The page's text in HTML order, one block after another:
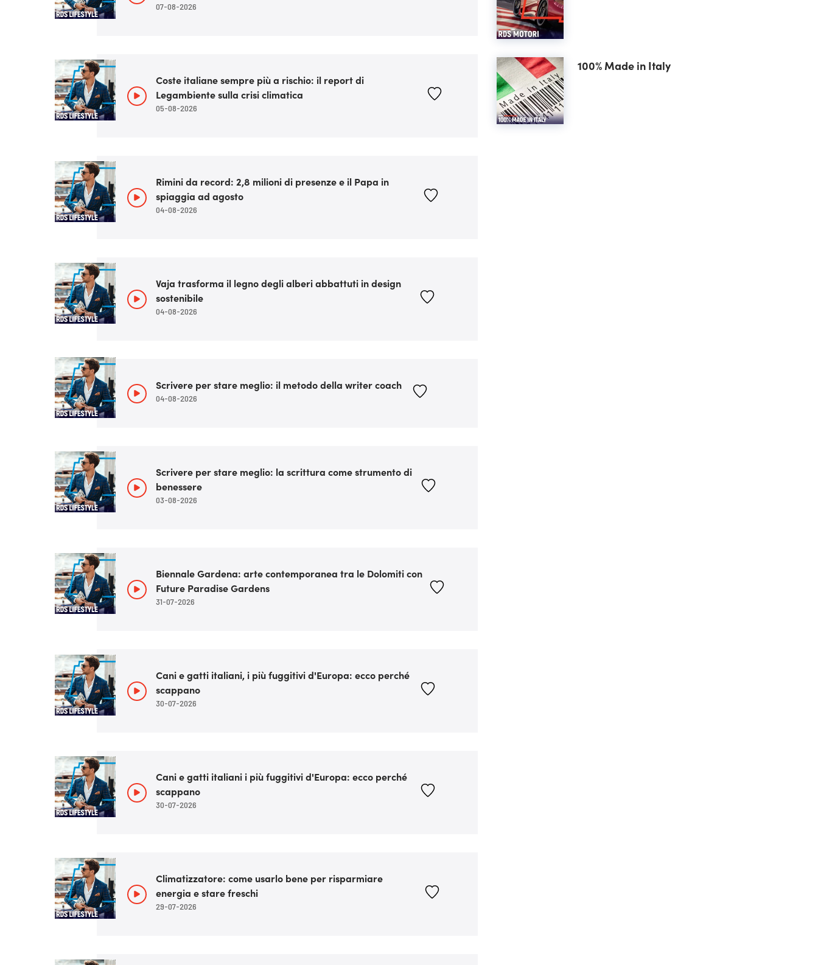
07-08-2026
Coste italiane sempre più a rischio: il report di
Legambiente sulla crisi climatica
05-08-2026
Rimini da record: 2,8 milioni di presenze e il Papa in
spiaggia ad agosto
04-08-2026
Vaja trasforma il legno degli alberi abbattuti in design
sostenibile
04-08-2026
Scrivere per stare meglio: il metodo della writer coach
04-08-2026
Scrivere per stare meglio: la scrittura come strumento di
benessere
03-08-2026
Biennale Gardena: arte contemporanea tra le Dolomiti con
Future Paradise Gardens
31-07-2026
Cani e gatti italiani, i più fuggitivi d'Europa: ecco perché
scappano
30-07-2026
Cani e gatti italiani i più fuggitivi d'Europa: ecco perché
scappano
30-07-2026
Climatizzatore: come usarlo bene per risparmiare
energia e stare freschi
29-07-2026
100% Made in Italy